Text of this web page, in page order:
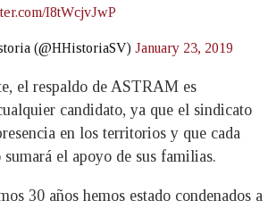
I8tWcjvJwP
(@HHistoriaSV) January 23, 2019
el respaldo de ASTRAM es
candidato, ya que el sindicato
en los territorios y que cada
el apoyo de sus familias.
30 años hemos estado condenados a